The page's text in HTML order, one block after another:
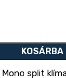
KOSÁRBA
Mono split